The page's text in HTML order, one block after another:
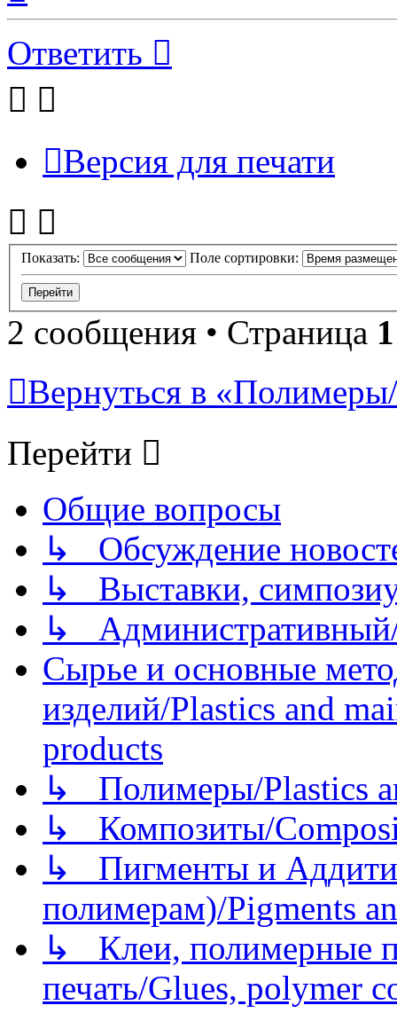
Ответить
Версия для печати
Показать: Поле сортировки:
2 сообщения • Страница 1
Вернуться в
Перейти
Общие вопросы
↳ Обсуждение
↳ Выставки,
↳
Сырье и основные
изделий/Plastics and
products
↳ Полимеры/Plastics
↳ Композиты/
↳ Пигменты и
полимерам)/Pigments
↳ Клеи, полимерные
печать/Glues, polymer